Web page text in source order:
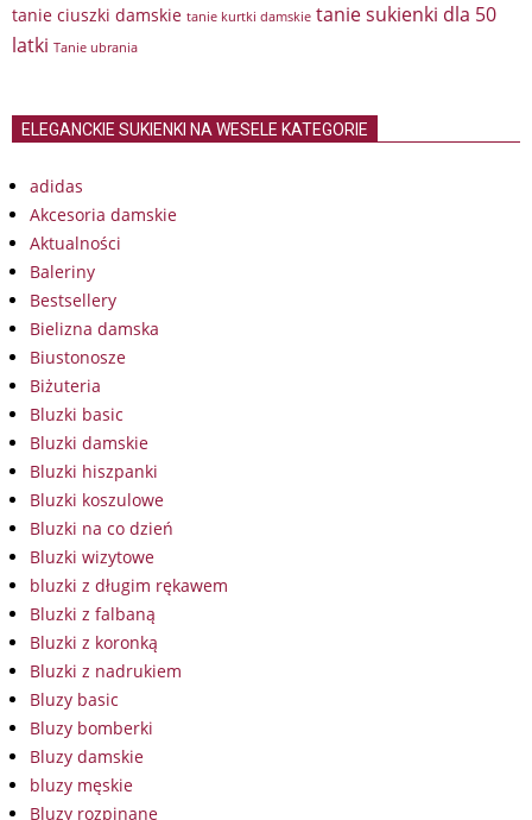
tanie ciuszki damskie tanie kurtki damskie tanie sukienki dla 50
latki Tanie ubrania
ELEGANCKIE SUKIENKI NA WESELE KATEGORIE
adidas
Akcesoria damskie
Aktualności
Baleriny
Bestsellery
Bielizna damska
Biustonosze
Biżuteria
Bluzki basic
Bluzki damskie
Bluzki hiszpanki
Bluzki koszulowe
Bluzki na co dzień
Bluzki wizytowe
bluzki z długim rękawem
Bluzki z falbaną
Bluzki z koronką
Bluzki z nadrukiem
Bluzy basic
Bluzy bomberki
Bluzy damskie
bluzy męskie
Bluzy rozpinane